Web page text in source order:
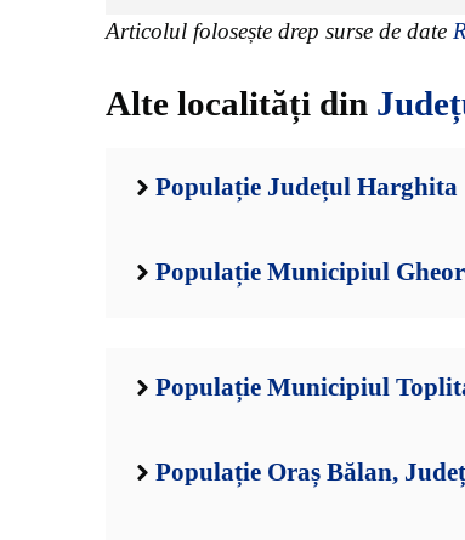
Articolul folosește drep surse de date
Alte localități din
Populație Județul Harghita
Populație Municipiul
Populație Municipiul
Populație Oraș Bălan,